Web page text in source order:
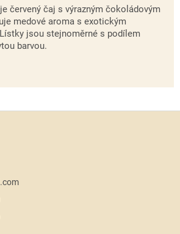
červený čaj s výrazným čokoládovým
medové aroma s exotickým
jsou stejnoměrné s podílem
barvou.